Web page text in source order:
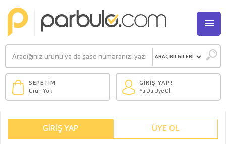
SEPETİM
Ürün Yok
GİRİŞ YAP!
Ya Da Üye Ol
GIRIŞ YAP ÜYE OL